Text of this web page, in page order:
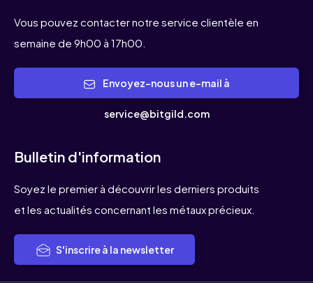
Vous pouvez contacter notre service clientèle en
semaine de 9h00 à 17h00.
service@bitgild.com
Bulletin d'information
Soyez le premier à découvrir les derniers produits
et les actualités concernant les métaux précieux.
S'inscrire à la newsletter